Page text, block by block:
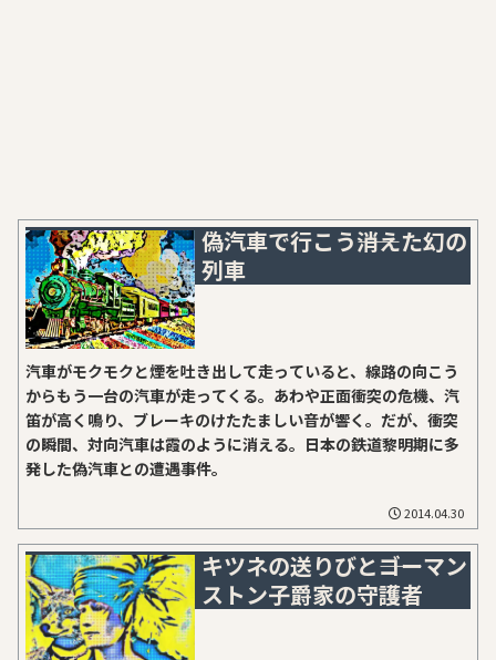
偽汽車で行こう――消えた幻の
列車
汽車がモクモクと煙を吐き出して走っていると、線路の向こう
からもう一台の汽車が走ってくる。あわや正面衝突の危機、汽
笛が高く鳴り、ブレーキのけたたましい音が響く。だが、衝突
の瞬間、対向汽車は霞のように消える。日本の鉄道黎明期に多
発した偽汽車との遭遇事件。
2014.04.30
キツネの送りびと――ゴーマン
ストン子爵家の守護者